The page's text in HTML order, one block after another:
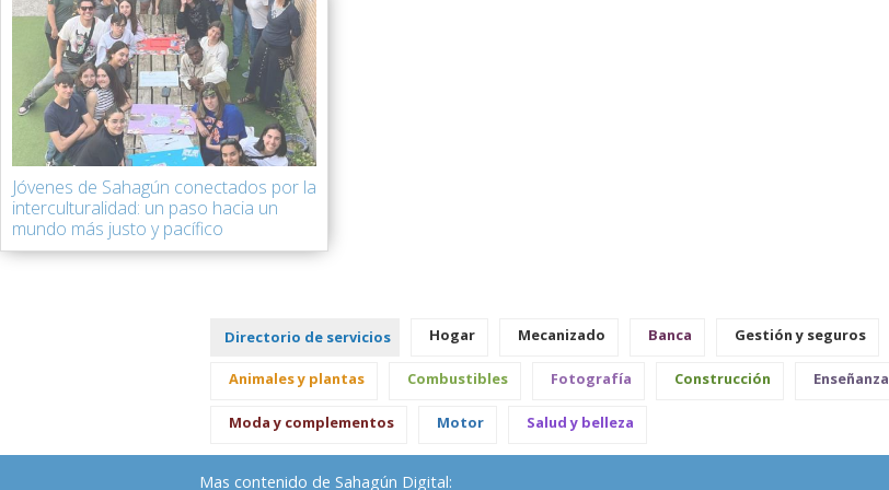
Jóvenes de Sahagún conectados por la
interculturalidad: un paso hacia un
mundo más justo y pacífico
Directorio de servicios Hogar Mecanizado Banca Gestión y seguros
Animales y plantas Combustibles Fotografía Construcción Enseñanza
Moda y complementos Motor Salud y belleza
Mas contenido de Sahagún Digital: